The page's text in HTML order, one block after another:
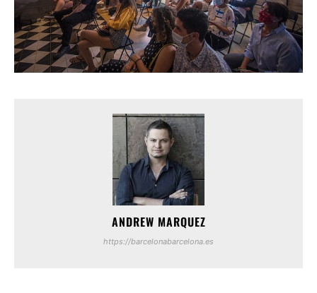
ANDREW MARQUEZ
https://barcelonabarcelona.es